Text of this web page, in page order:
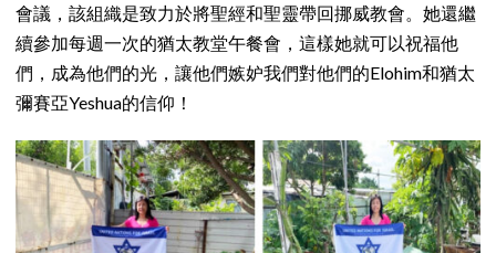
會議，該組織是致力於將聖經和聖靈帶回挪威教會。她還繼
續參加每週一次的猶太教堂午餐會，這樣她就可以祝福他
們，成為他們的光，讓他們嫉妒我們對他們的Elohim和猶太
彌賽亞Yeshua的信仰！